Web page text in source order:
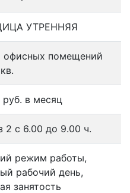
УТРЕННЯЯ
офисных помещений
в месяц
2 с 6.00 до 9.00 ч.
режим работы,
рабочий день,
занятость